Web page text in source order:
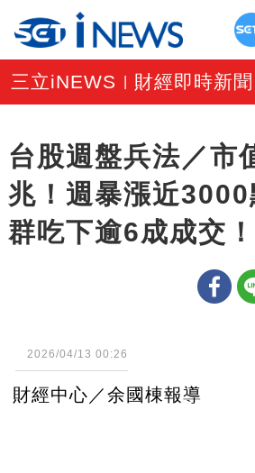
三立iNEWS 財經即時新聞
台股週盤兵法／市
兆！週暴漲近
群吃下逾6成成交！
2026/04/13 00:26
財經中心／余國棟報導